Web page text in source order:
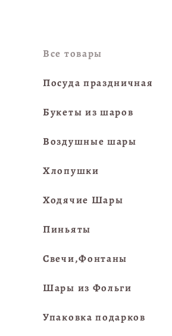
Все товары
Посуда праздничная
Букеты из шаров
Воздушные шары
Хлопушки
Ходячие Шары
Пиньяты
Свечи,Фонтаны
Шары из Фольги
Упаковка подарков